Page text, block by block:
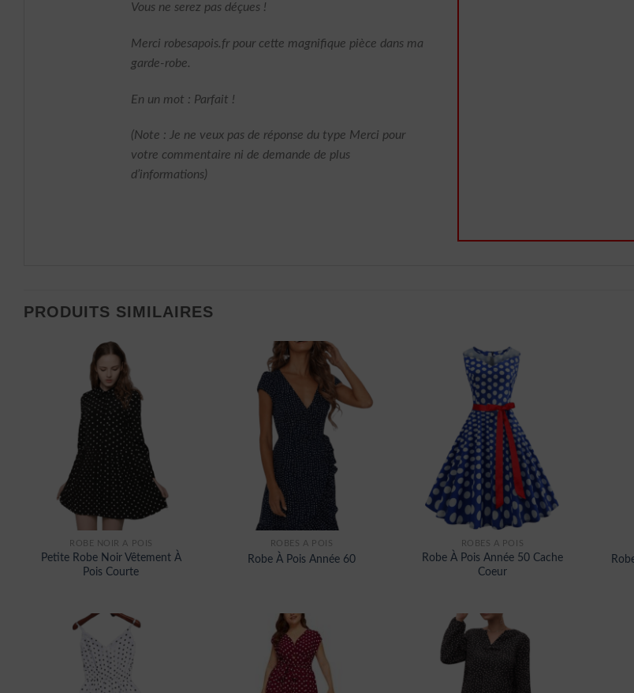
Vous ne serez pas déçues !
Merci robesapois.fr pour cette magnifique pièce dans ma
garde-robe.
En un mot : Parfait !
(Note : Je ne veux pas de réponse du type Merci pour
votre commentaire ni de demande de plus
d’informations)
PRODUITS SIMILAIRES
ROBE NOIR A POIS
Petite Robe Noir Vêtement À
Pois Courte
ROBES À POIS
Robe À Pois Année 60
ROBES À POIS
Robe À Pois Année 50 Cache
Coeur